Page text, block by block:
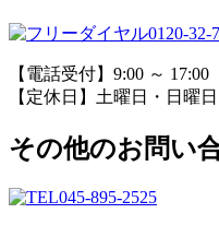
0120-32-
【電話受付】9:00 ～ 17:00
【定休日】土曜日・日曜日
その他のお問い
045-895-2525